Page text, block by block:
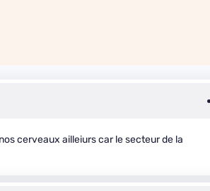
cerveaux ailleiurs car le secteur de la